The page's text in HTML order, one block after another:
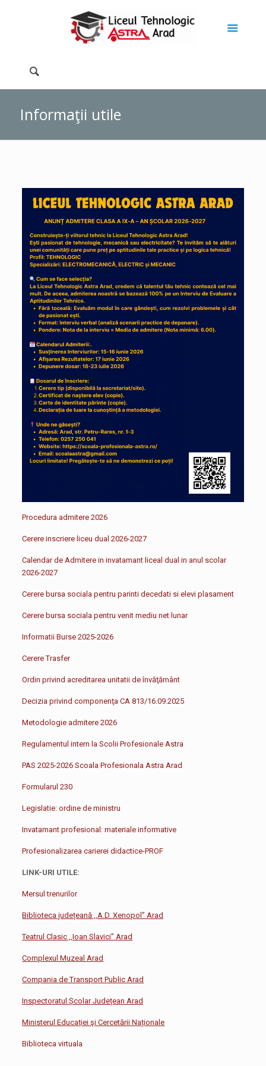
Informaţii utile
Procedura admitere 2026
Cerere inscriere liceu dual 2026-2027
Calendar de Admitere in invatamant liceal dual in anul scolar
2026-2027
Cerere bursa sociala pentru parinti decedati si elevi plasament
Cerere bursa sociala pentru venit mediu net lunar
Informatii Burse 2025-2026
Cerere Trasfer
Ordin privind acreditarea unitatii de învăţământ
Decizia privind componenţa CA 813/16.09.2025
Metodologie admitere 2026
Regulamentul intern la Scolii Profesionale Astra
PAS 2025-2026 Scoala Profesionala Astra Arad
Formularul 230
Legislatie: ordine de ministru
Invatamant profesional: materiale informative
Profesionalizarea carierei didactice-PROF
LINK-URI UTILE:
Mersul trenurilor
Biblioteca județeană ,,A.D. Xenopol” Arad
Teatrul Clasic ,,Ioan Slavici” Arad
Complexul Muzeal Arad
Compania de Transport Public Arad
Inspectoratul Școlar Județean Arad
Ministerul Educației şi Cercetării Naționale
Biblioteca virtuala